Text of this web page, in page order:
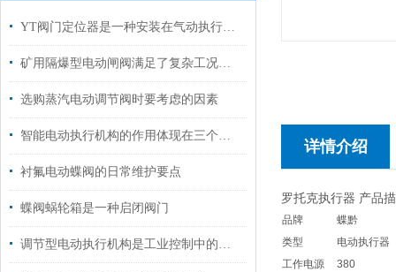
YT阀门定位器是一种安装在气动执行机构上的反馈控制装置
矿用隔爆型电动闸阀满足了复杂工况下的多样化需求
选购蒸汽电动调节阀时要考虑的因素
智能电动执行机构的作用体现在三个层面
衬氟电动蝶阀的日常维护要点
蝶阀蜗轮箱是一种启闭阀门
调节型电动执行机构是工业控制中的一个重要环节
详情介绍
罗托克执行器 产品
品牌
蝶黔
类型
电动执行器
工作电源
380